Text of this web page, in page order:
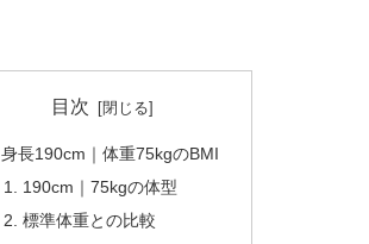
目次
身長190cm｜体重75kgのBMI
190cm｜75kgの体型
標準体重との比較